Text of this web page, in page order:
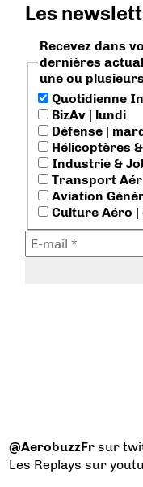
Les
Recevez dans
dernières
une ou
Quotidienne
BizAv | lundi
Défense |
Hélicoptères
Industrie &
Transport
Aviation
Culture Aéro |
@AerobuzzFr sur
Les Replays sur